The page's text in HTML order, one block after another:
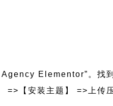
Elementor”。找到
【安装主题】 =>上传压